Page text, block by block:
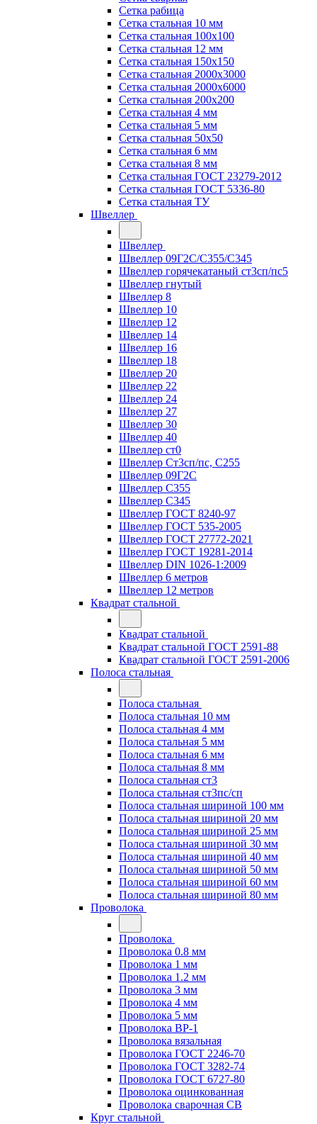
Сетка рабица
Сетка стальная 10 мм
Сетка стальная 100х100
Сетка стальная 12 мм
Сетка стальная 150х150
Сетка стальная 2000х3000
Сетка стальная 2000х6000
Сетка стальная 200х200
Сетка стальная 4 мм
Сетка стальная 5 мм
Сетка стальная 50х50
Сетка стальная 6 мм
Сетка стальная 8 мм
Сетка стальная ГОСТ 23279-2012
Сетка стальная ГОСТ 5336-80
Сетка стальная ТУ
Швеллер
Швеллер
Швеллер 09Г2С/С355/С345
Швеллер горячекатаный ст3сп/пс5
Швеллер гнутый
Швеллер 8
Швеллер 10
Швеллер 12
Швеллер 14
Швеллер 16
Швеллер 18
Швеллер 20
Швеллер 22
Швеллер 24
Швеллер 27
Швеллер 30
Швеллер 40
Швеллер ст0
Швеллер Ст3сп/пс, С255
Швеллер 09Г2С
Швеллер С355
Швеллер С345
Швеллер ГОСТ 8240-97
Швеллер ГОСТ 535-2005
Швеллер ГОСТ 27772-2021
Швеллер ГОСТ 19281-2014
Швеллер DIN 1026-1:2009
Швеллер 6 метров
Швеллер 12 метров
Квадрат стальной
Квадрат стальной
Квадрат стальной ГОСТ 2591-88
Квадрат стальной ГОСТ 2591-2006
Полоса стальная
Полоса стальная
Полоса стальная 10 мм
Полоса стальная 4 мм
Полоса стальная 5 мм
Полоса стальная 6 мм
Полоса стальная 8 мм
Полоса стальная ст3
Полоса стальная ст3пс/сп
Полоса стальная шириной 100 мм
Полоса стальная шириной 20 мм
Полоса стальная шириной 25 мм
Полоса стальная шириной 30 мм
Полоса стальная шириной 40 мм
Полоса стальная шириной 50 мм
Полоса стальная шириной 60 мм
Полоса стальная шириной 80 мм
Проволока
Проволока
Проволока 0.8 мм
Проволока 1 мм
Проволока 1.2 мм
Проволока 3 мм
Проволока 4 мм
Проволока 5 мм
Проволока ВР-1
Проволока вязальная
Проволока ГОСТ 2246-70
Проволока ГОСТ 3282-74
Проволока ГОСТ 6727-80
Проволока оцинкованная
Проволока сварочная СВ
Круг стальной